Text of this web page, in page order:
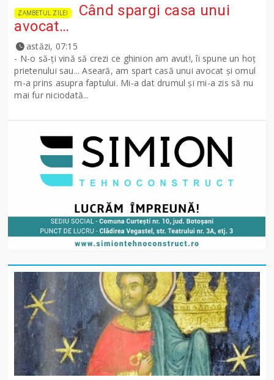
ZAMBETUL ZILEI
Când spargi casa unui
avocat…
astăzi, 07:15
- N-o să-ţi vină să crezi ce ghinion am avut!, îi spune un hoţ
prietenului sau... Aseară, am spart casă unui avocat şi omul
m-a prins asupra faptului. Mi-a dat drumul şi mi-a zis să nu
mai fur niciodată...